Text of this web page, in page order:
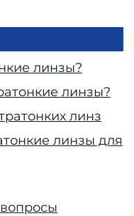
линзы?
линзы?
линз
линзы для